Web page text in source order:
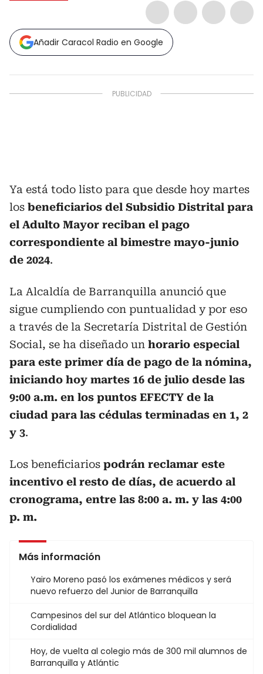
Añadir Caracol Radio en Google
Ya está todo listo para que desde hoy martes
los beneficiarios del Subsidio Distrital para
el Adulto Mayor reciban el pago
correspondiente al bimestre mayo-junio
de 2024.
La Alcaldía de Barranquilla anunció que
sigue cumpliendo con puntualidad y por eso
a través de la Secretaría Distrital de Gestión
Social, se ha diseñado un horario especial
para este primer día de pago de la nómina,
iniciando hoy martes 16 de julio desde las
9:00 a.m. en los puntos EFECTY de la
ciudad para las cédulas terminadas en 1, 2
y 3.
Los beneficiarios podrán reclamar este
incentivo el resto de días, de acuerdo al
cronograma, entre las 8:00 a. m. y las 4:00
p. m.
Más información
Yairo Moreno pasó los exámenes médicos y será
nuevo refuerzo del Junior de Barranquilla
Campesinos del sur del Atlántico bloquean la
Cordialidad
Hoy, de vuelta al colegio más de 300 mil alumnos de
Barranquilla y Atlántic